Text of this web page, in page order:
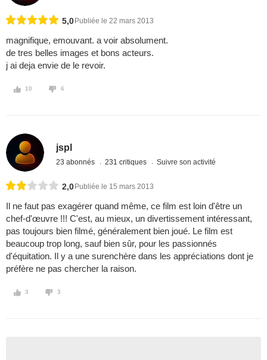
5,0 Publiée le 22 mars 2013
magnifique, emouvant. a voir absolument.
de tres belles images et bons acteurs.
j ai deja envie de le revoir.
10 6
jspl
23 abonnés 231 critiques Suivre son activité
2,0 Publiée le 15 mars 2013
Il ne faut pas exagérer quand même, ce film est loin d'être un
chef-d'œuvre !!! C'est, au mieux, un divertissement intéressant,
pas toujours bien filmé, généralement bien joué. Le film est
beaucoup trop long, sauf bien sûr, pour les passionnés
d'équitation. Il y a une surenchère dans les appréciations dont je
préfère ne pas chercher la raison.
3 3